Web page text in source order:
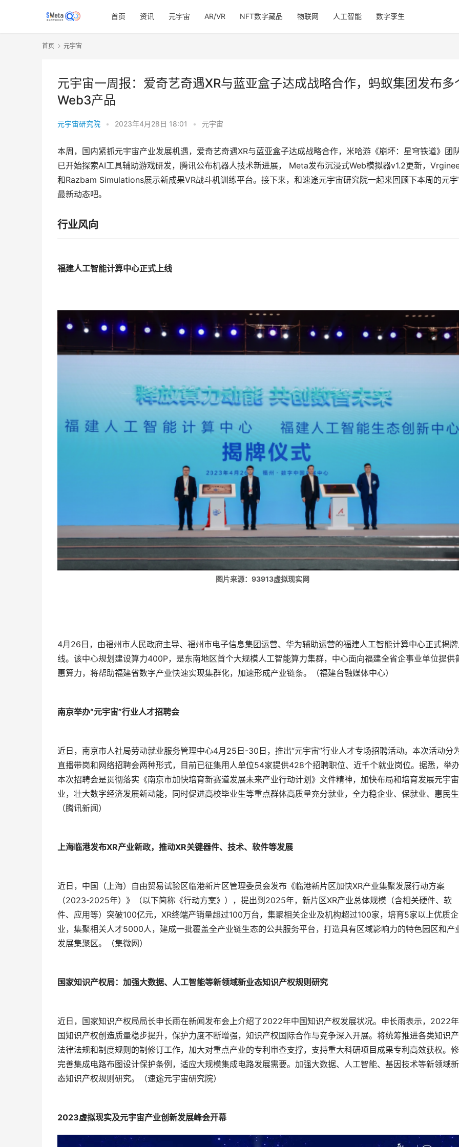
首页 资讯 元宇宙 AR/VR NFT数字藏品 物联网 人工智能 数字孪生
首页 元宇宙
元宇宙一周报：爱奇艺奇遇XR与蓝亚盒子达成战略合作，蚂蚁集团发布多
Web3产品
元宇宙研究院 • 2023年4月28日 18:01 • 元宇宙
本周，国内紧抓元宇宙产业发展机遇，爱奇艺奇遇XR与蓝亚盒子达成战略合作，米哈游《崩坏：星穹铁道》团
已开始探索AI工具辅助游戏研发，腾讯公布机器人技术新进展， Meta发布沉浸式Web模拟器v1.2更新，
和Razbam Simulations展示新成果VR战斗机训练平台。接下来，和速途元宇宙研究院一起来回顾下本周的元
最新动态吧。
行业风向
福建人工智能计算中心正式上线
图片来源：93913虚拟现实网
4月26日，由福州市人民政府主导、福州市电子信息集团运营、华为辅助运营的福建人工智能计算中心正式揭
线。该中心规划建设算力400P，是东南地区首个大规模人工智能算力集群，中心面向福建全省企事业单位提供
惠算力，将帮助福建省数字产业快速实现集群化，加速形成产业链条。（福建台融媒体中心）
南京举办“元宇宙”行业人才招聘会
近日，南京市人社局劳动就业服务管理中心4月25日-30日，推出“元宇宙”行业人才专场招聘活动。本次活动分
直播带岗和网络招聘会两种形式，目前已征集用人单位54家提供428个招聘职位、近千个就业岗位。据悉，举
本次招聘会是贯彻落实《南京市加快培育新赛道发展未来产业行动计划》文件精神，加快布局和培育发展元宇
业，壮大数字经济发展新动能，同时促进高校毕业生等重点群体高质量充分就业，全力稳企业、保就业、惠民
（腾讯新闻）
上海临港发布XR产业新政，推动XR关键器件、技术、软件等发展
近日，中国（上海）自由贸易试验区临港新片区管理委员会发布《临港新片区加快XR产业集聚发展行动方案
（2023-2025年）》（以下简称《行动方案》），提出到2025年，新片区XR产业总体规模（含相关硬件、软
件、应用等）突破100亿元，XR终端产销量超过100万台，集聚相关企业及机构超过100家，培育5家以上优质企
业，集聚相关人才5000人，建成一批覆盖全产业链生态的公共服务平台，打造具有区域影响力的特色园区和产
发展集聚区。（集微网）
国家知识产权局：加强大数据、人工智能等新领域新业态知识产权规则研究
近日，国家知识产权局局长申长雨在新闻发布会上介绍了2022年中国知识产权发展状况。申长雨表示，2022
国知识产权创造质量稳步提升，保护力度不断增强，知识产权国际合作与竞争深入开展。将统筹推进各类知识
法律法规和制度规则的制修订工作，加大对重点产业的专利审查支撑，支持重大科研项目成果专利高效获权。
完善集成电路布图设计保护条例，适应大规模集成电路发展需要。加强大数据、人工智能、基因技术等新领域
态知识产权规则研究。（速途元宇宙研究院）
2023虚拟现实及元宇宙产业创新发展峰会开幕